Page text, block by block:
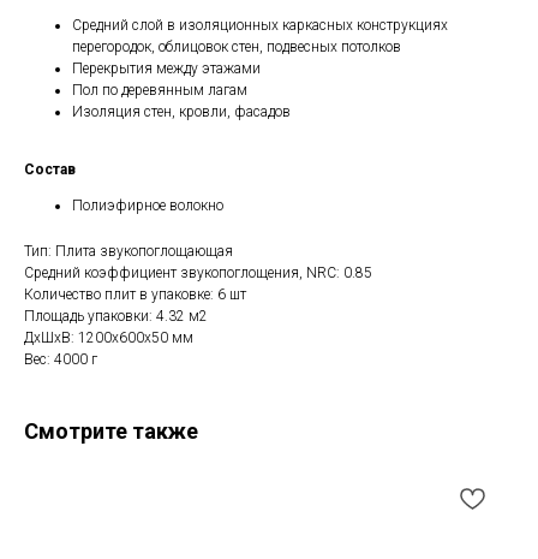
Средний слой в изоляционных каркасных конструкциях
перегородок, облицовок стен, подвесных потолков
Перекрытия между этажами
Пол по деревянным лагам
Изоляция стен, кровли, фасадов
Состав
Полиэфирное волокно
Тип: Плита звукопоглощающая
Средний коэффициент звукопоглощения, NRC: 0.85
Количество плит в упаковке: 6 шт
Площадь упаковки: 4.32 м2
ДxШxВ: 1200x600x50 мм
Вес: 4000 г
Смотрите также